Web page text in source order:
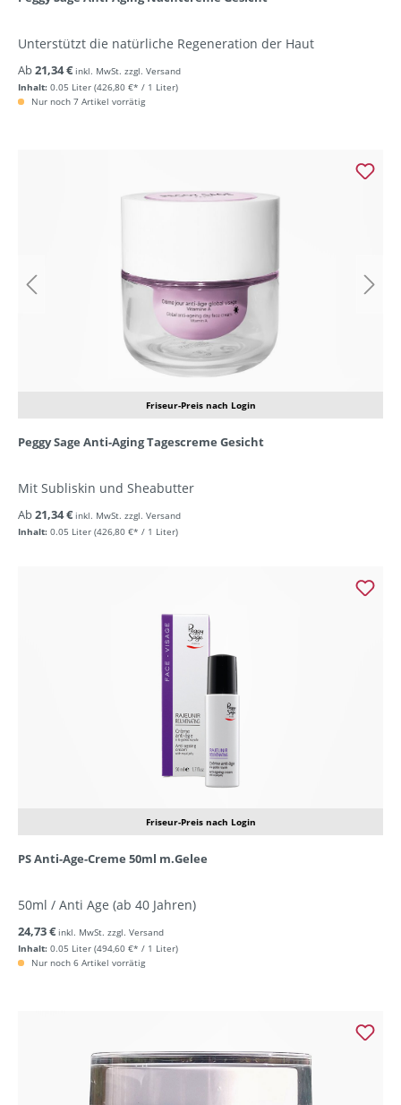
Unterstützt die natürliche Regeneration der Haut
Inhalt: 0.05 Liter (426,80 €* / 1 Liter)
Ab21,34 € inkl. MwSt. zzgl. Versand
Nur noch 7 Artikel vorrätig
Friseur-Preis nach Login
Peggy Sage Anti-Aging Tagescreme Gesicht
Mit Subliskin und Sheabutter
Inhalt: 0.05 Liter (426,80 €* / 1 Liter)
Ab21,34 € inkl. MwSt. zzgl. Versand
Friseur-Preis nach Login
PS Anti-Age-Creme 50ml m.Gelee
50ml / Anti Age (ab 40 Jahren)
Inhalt: 0.05 Liter (494,60 €* / 1 Liter)
24,73 € inkl. MwSt. zzgl. Versand
Nur noch 6 Artikel vorrätig